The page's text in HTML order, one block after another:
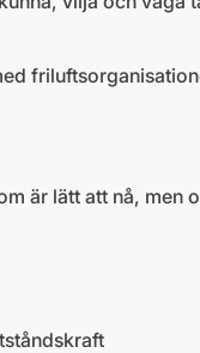
är lätt att nå, men